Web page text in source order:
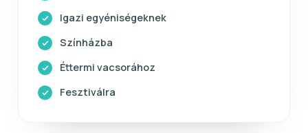
Igazi egyéniségeknek
Színházba
Éttermi vacsorához
Fesztiválra